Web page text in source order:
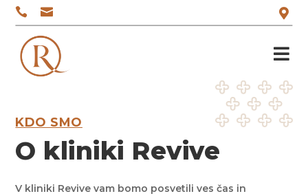
  

KDO SMO
O kliniki Revive
V kliniki Revive vam bomo posvetili ves čas in